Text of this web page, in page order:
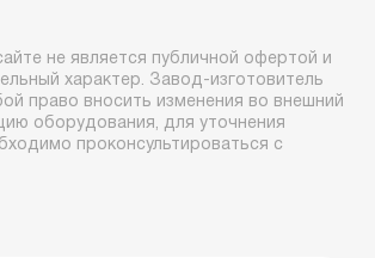
не является публичной офертой и
характер. Завод-изготовитель
право вносить изменения во внешний
оборудования, для уточнения
проконсультироваться с